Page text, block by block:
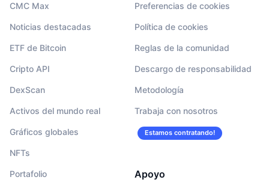
CMC Max
Noticias destacadas
ETF de Bitcoin
Cripto API
DexScan
Activos del mundo real
Gráficos globales
NFTs
Portafolio
Preferencias de cookies
Política de cookies
Reglas de la comunidad
Descargo de responsabilidad
Metodología
Trabaja con nosotros
Estamos contratando!
Apoyo